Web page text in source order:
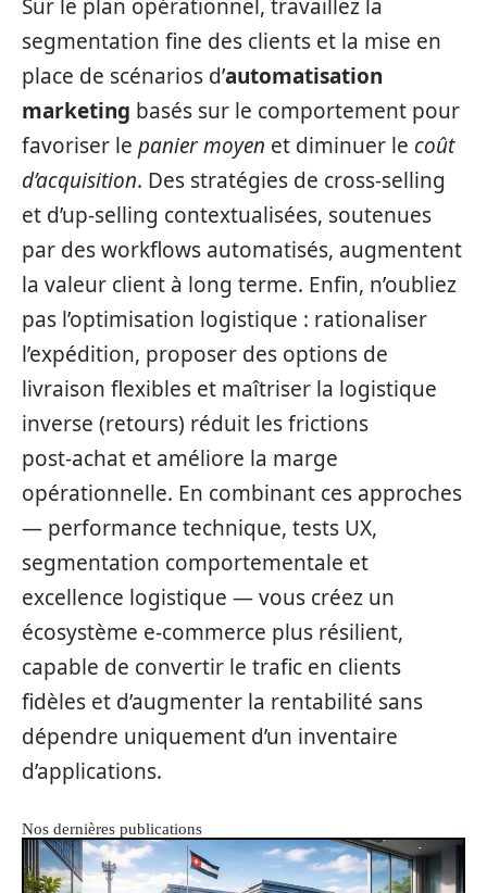
Sur le plan opérationnel, travaillez la
segmentation fine des clients et la mise en
place de scénarios d’automatisation
marketing basés sur le comportement pour
favoriser le panier moyen et diminuer le coût
d’acquisition. Des stratégies de cross‑selling
et d’up‑selling contextualisées, soutenues
par des workflows automatisés, augmentent
la valeur client à long terme. Enfin, n’oubliez
pas l’optimisation logistique : rationaliser
l’expédition, proposer des options de
livraison flexibles et maîtriser la logistique
inverse (retours) réduit les frictions
post‑achat et améliore la marge
opérationnelle. En combinant ces approches
— performance technique, tests UX,
segmentation comportementale et
excellence logistique — vous créez un
écosystème e‑commerce plus résilient,
capable de convertir le trafic en clients
fidèles et d’augmenter la rentabilité sans
dépendre uniquement d’un inventaire
d’applications.
Nos dernières publications